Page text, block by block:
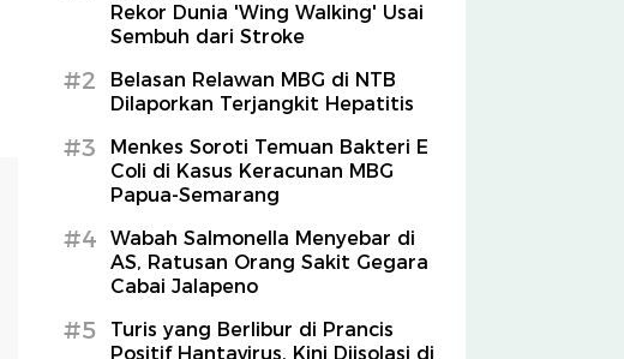
Rekor Dunia 'Wing Walking' Usai
Sembuh dari Stroke
#2
Belasan Relawan MBG di NTB
Dilaporkan Terjangkit Hepatitis
#3
Menkes Soroti Temuan Bakteri E
Coli di Kasus Keracunan MBG
Papua-Semarang
#4
Wabah Salmonella Menyebar di
AS, Ratusan Orang Sakit Gegara
Cabai Jalapeno
#5
Turis yang Berlibur di Prancis
Positif Hantavirus, Kini Diisolasi di